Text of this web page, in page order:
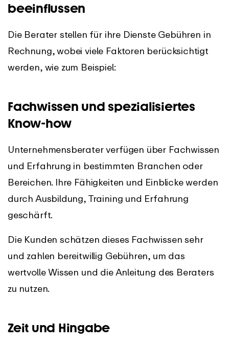
beeinflussen
Die Berater stellen für ihre Dienste Gebühren in
Rechnung, wobei viele Faktoren berücksichtigt
werden, wie zum Beispiel:
Fachwissen und spezialisiertes
Know-how
Unternehmensberater verfügen über Fachwissen
und Erfahrung in bestimmten Branchen oder
Bereichen. Ihre Fähigkeiten und Einblicke werden
durch Ausbildung, Training und Erfahrung
geschärft.
Die Kunden schätzen dieses Fachwissen sehr
und zahlen bereitwillig Gebühren, um das
wertvolle Wissen und die Anleitung des Beraters
zu nutzen.
Zeit und Hingabe